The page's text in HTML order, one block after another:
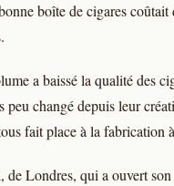
boîte de cigares
a baissé la qualité des
peu changé depuis leur
fait place à la fabrication
Londres, qui a ouvert